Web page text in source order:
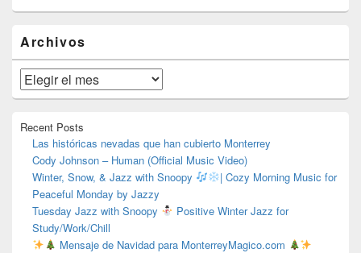
área
de
widget
barra
lateral
Archivos
Archivos
Recent Posts
Las históricas nevadas que han cubierto Monterrey
Cody Johnson – Human (Official Music Video)
Winter, Snow, & Jazz with Snoopy
| Cozy Morning Music for
Peaceful Monday by Jazzy
Tuesday Jazz with Snoopy
Positive Winter Jazz for
Study/Work/Chill
Mensaje de Navidad para MonterreyMagico.com